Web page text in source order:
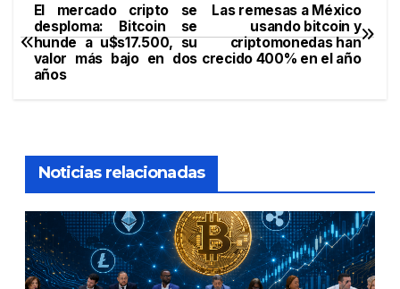
Navegación
de
Las remesas a México
usando bitcoin y
criptomonedas han
crecido 400% en el año
El mercado cripto se
desploma: Bitcoin se
hunde a u$s17.500, su
valor más bajo en dos
años
Noticias relacionadas